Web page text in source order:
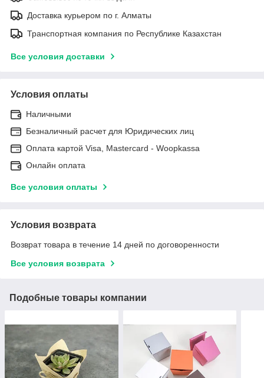
Доставка курьером по г. Алматы
Транспортная компания по Республике Казахстан
Все условия доставки
Условия оплаты
Наличными
Безналичный расчет для Юридических лиц
Оплата картой Visa, Mastercard - Woopkassa
Онлайн оплата
Все условия оплаты
Условия возврата
Возврат товара в течение 14 дней по договоренности
Все условия возврата
Подобные товары компании